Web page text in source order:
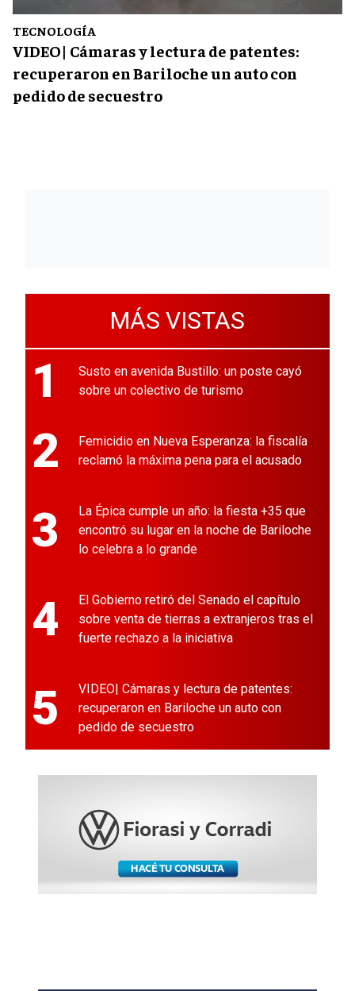
TECNOLOGÍA
VIDEO| Cámaras y lectura de patentes:
recuperaron en Bariloche un auto con
pedido de secuestro
MÁS VISTAS
1
Susto en avenida Bustillo: un poste cayó
sobre un colectivo de turismo
2
Femicidio en Nueva Esperanza: la fiscalía
reclamó la máxima pena para el acusado
3
La Épica cumple un año: la fiesta +35 que
encontró su lugar en la noche de Bariloche
lo celebra a lo grande
4
El Gobierno retiró del Senado el capítulo
sobre venta de tierras a extranjeros tras el
fuerte rechazo a la iniciativa
5
VIDEO| Cámaras y lectura de patentes:
recuperaron en Bariloche un auto con
pedido de secuestro